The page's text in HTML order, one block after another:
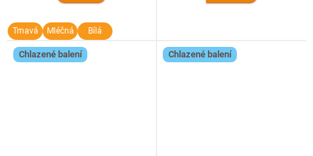
Tmavá Mléčná Bílá
Chlazené balení Chlazené balení